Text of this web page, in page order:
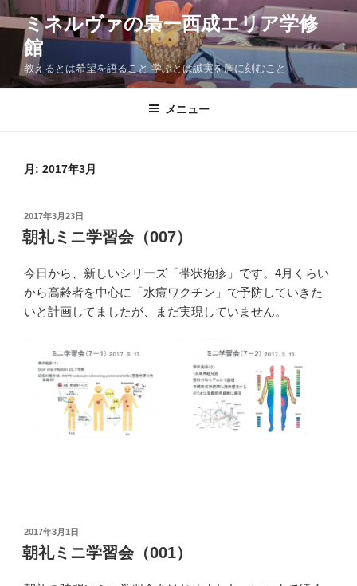
ン
ツ
ミネルヴァの梟ー西成エリア学修
館
教えるとは希望を語ること 学ぶとは誠実を胸に刻むこと
メニュー
月: 2017年3月
投
稿
日:
2017年3月23日
朝礼ミニ学習会（007）
今日から、新しいシリーズ「帯状疱疹」です。4月くらい
から高齢者を中心に「水痘ワクチン」で予防していきた
いと計画してましたが、まだ実現していません。
投
稿
日:
2017年3月1日
朝礼ミニ学習会（001）